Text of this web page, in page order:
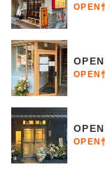
OPEN
OPEN
OPEN